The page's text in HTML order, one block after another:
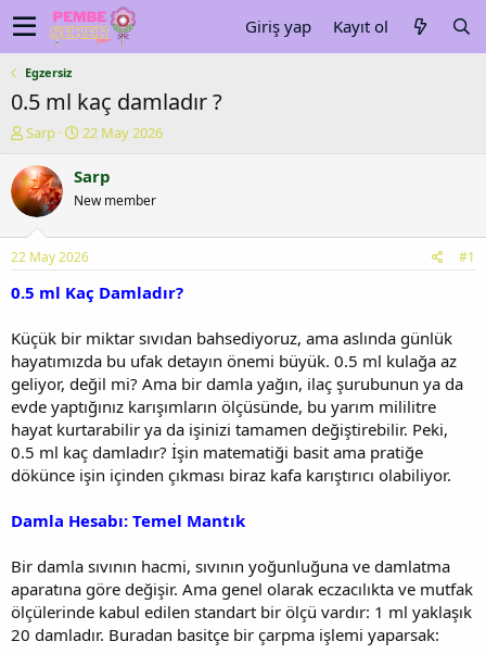
Giriş yap Kayıt ol
Egzersiz
0.5 ml kaç damladır ?
K
n
u
y
b
a
ş
t
a
n
Sarp
B
ş
a
g
ı
ç
i
h
i
22 May 2026
Sarp
New member
22 May 2026 #1
0.5 ml Kaç Damladır?
Küçük bir miktar sıvıdan bahsediyoruz, ama aslında günlük
hayatımızda bu ufak detayın önemi büyük. 0.5 ml kulağa az
geliyor, değil mi? Ama bir damla yağın, ilaç şurubunun ya da
evde yaptığınız karışımların ölçüsünde, bu yarım mililitre
hayat kurtarabilir ya da işinizi tamamen değiştirebilir. Peki,
0.5 ml kaç damladır? İşin matematiği basit ama pratiğe
dökünce işin içinden çıkması biraz kafa karıştırıcı olabiliyor.
Damla Hesabı: Temel Mantık
Bir damla sıvının hacmi, sıvının yoğunluğuna ve damlatma
aparatına göre değişir. Ama genel olarak eczacılıkta ve mutfak
ölçülerinde kabul edilen standart bir ölçü vardır: 1 ml yaklaşık
20 damladır. Buradan basitçe bir çarpma işlemi yaparsak: